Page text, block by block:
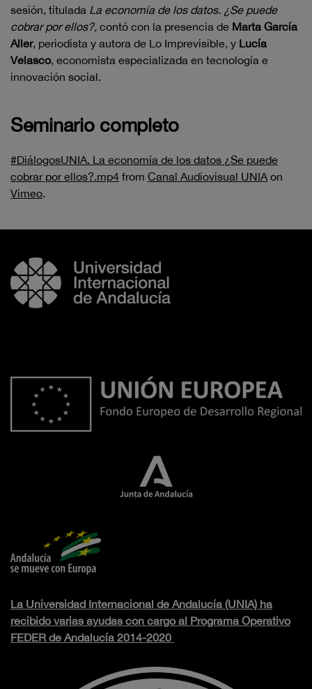
sesión, titulada La economía de los datos. ¿Se puede
cobrar por ellos?, contó con la presencia de Marta García
Aller, periodista y autora de Lo Imprevisible, y Lucía
Velasco, economista especializada en tecnología e
innovación social.
Seminario completo
#DiálogosUNIA. La economía de los datos ¿Se puede
cobrar por ellos?.mp4 from Canal Audiovisual UNIA on
Vimeo.
La Universidad Internacional de Andalucía (UNIA) ha
recibido varias ayudas con cargo al Programa Operativo
FEDER de Andalucía 2014-2020